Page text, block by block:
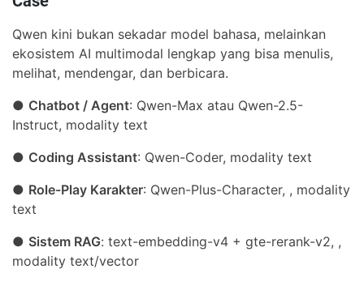
Qwen kini bukan sekadar model bahasa, melainkan
ekosistem AI multimodal lengkap yang bisa menulis,
melihat, mendengar, dan berbicara.
● Chatbot / Agent: Qwen-Max atau Qwen-2.5-
Instruct, modality text
● Coding Assistant: Qwen-Coder, modality text
● Role-Play Karakter: Qwen-Plus-Character, , modality
text
● Sistem RAG: text-embedding-v4 + gte-rerank-v2, ,
modality text/vector